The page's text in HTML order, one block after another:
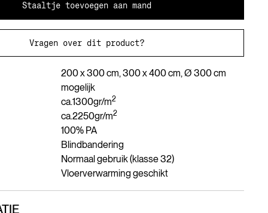
Staaltje toevoegen aan mand
Vragen over dit product?
200 x 300 cm, 300 x 400 cm, Ø 300 cm
mogelijk
ca.1300gr/m2
ca.2250gr/m2
100% PA
Blindbandering
Normaal gebruik (klasse 32)
Vloerverwarming geschikt